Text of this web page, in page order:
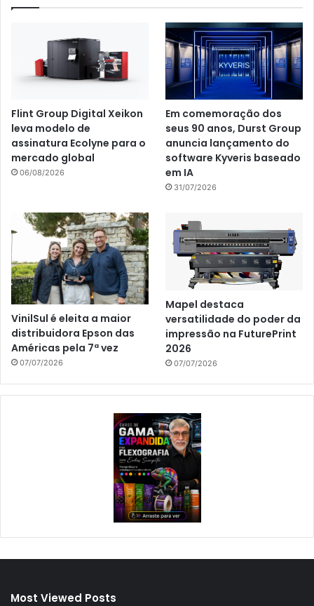
Flint Group Digital Xeikon
leva modelo de
assinatura Ecolyne para o
mercado global
06/08/2026
Em comemoração dos
seus 90 anos, Durst Group
anuncia lançamento do
software Kyveris baseado
em IA
31/07/2026
VinilSul é eleita a maior
distribuidora Epson das
Américas pela 7ª vez
07/07/2026
Mapel destaca
versatilidade do poder da
impressão na FuturePrint
2026
07/07/2026
Most Viewed Posts